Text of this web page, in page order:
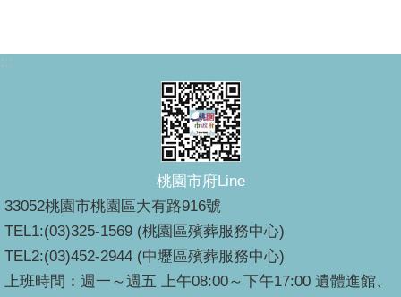
:::
桃園市府Line
33052桃園市桃園區大有路916號
TEL1:(03)325-1569 (桃園區殯葬服務中心)
TEL2:(03)452-2944 (中壢區殯葬服務中心)
上班時間：週一～週五 上午08:00～下午17:00 遺體進館、